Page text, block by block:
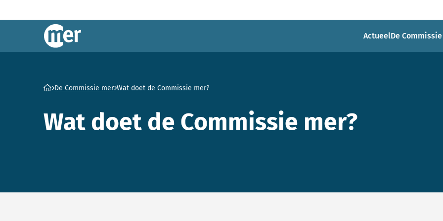
Commissie mer
ActueelDe
Ga naar homepage
De Commissie mer Wat doet de Commissie mer?
Wat doet de Commissie mer?